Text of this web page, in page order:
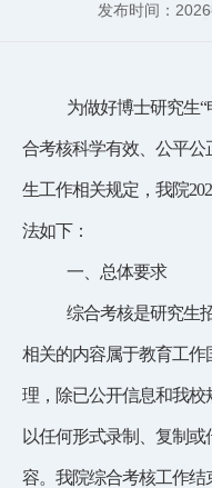
发布时间：
为做好博士研究生“
合考核科学有效、公平
生工作相关规定，我院
法如下：
一、 总体要求
综合考核是研究生
相关的内容属于教育工
理，除已公开信息和我
以任何形式录制、复制
容。我院综合考核工作